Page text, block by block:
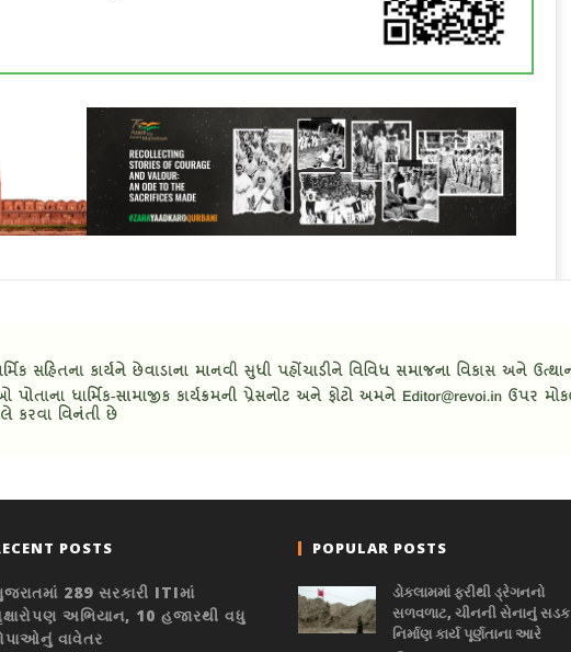
POSTS
289 સરકારી ITIમાં
અભિયાન, 10 હજારથી વધુ
વાવેતર
POPULAR POSTS
ડોકલામમાં ફરીથી ડ્રેગનનો
સળવળાટ, ચીનની સેનાનું સડક
નિર્માણ કાર્ય પૂર્ણતાના આરે